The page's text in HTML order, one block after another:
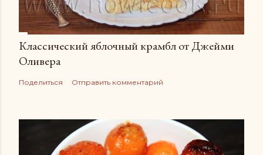
Классический яблочный крамбл от Джейми
Оливера
Поделиться Отправить комментарий